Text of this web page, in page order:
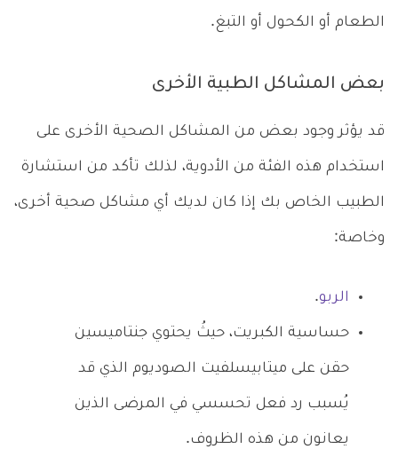
الطعام أو الكحول أو التبغ.
بعض المشاكل الطبية الأخرى
قد يؤثر وجود بعض من المشاكل الصحية الأخرى على
استخدام هذه الفئة من الأدوية، لذلك تأكد من استشارة
الطبيب الخاص بك إذا كان لديك أي مشاكل صحية أخرى،
وخاصة:
الربو.
حساسية الكبريت، حيثُ يحتوي جنتاميسين
حقن على ميتابيسلفيت الصوديوم الذي قد
يُسبب رد فعل تحسسي في المرضى الذين
يعانون من هذه الظروف.